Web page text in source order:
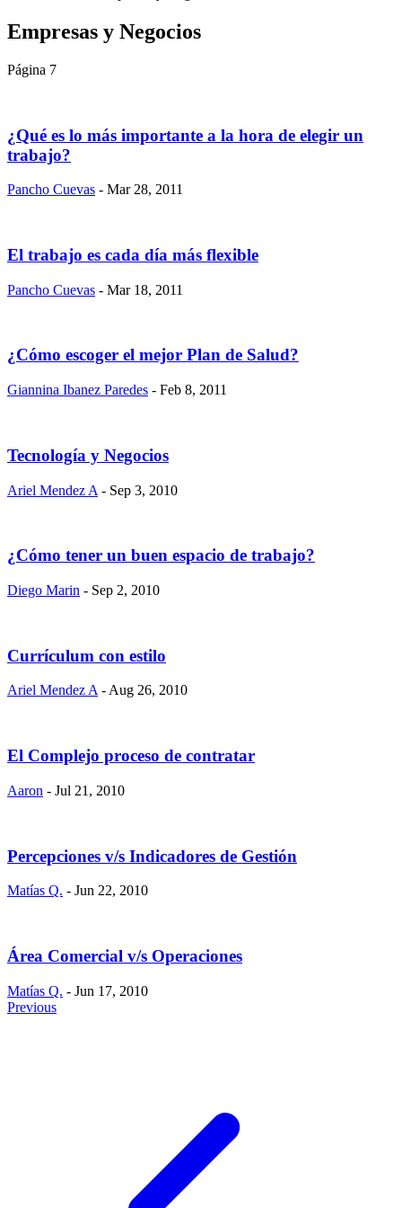
Empresas y Negocios
Página 7
¿Qué es lo más importante a la hora de elegir un
trabajo?
Pancho Cuevas - Mar 28, 2011
El trabajo es cada día más flexible
Pancho Cuevas - Mar 18, 2011
¿Cómo escoger el mejor Plan de Salud?
Giannina Ibanez Paredes - Feb 8, 2011
Tecnología y Negocios
Ariel Mendez A - Sep 3, 2010
¿Cómo tener un buen espacio de trabajo?
Diego Marin - Sep 2, 2010
Currículum con estilo
Ariel Mendez A - Aug 26, 2010
El Complejo proceso de contratar
Aaron - Jul 21, 2010
Percepciones v/s Indicadores de Gestión
Matías Q. - Jun 22, 2010
Área Comercial v/s Operaciones
Matías Q. - Jun 17, 2010
Previous